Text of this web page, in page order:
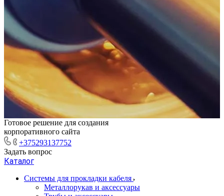
Готовое решение для создания
корпоративного сайта
+375293137752
Задать вопрос
Каталог
Системы для прокладки кабеля
Металлорукав и аксессуары